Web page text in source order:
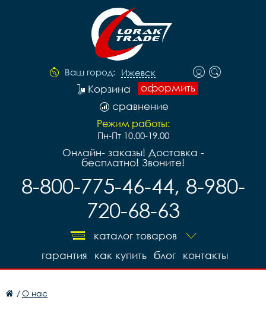
Ваш город: Ижевск
оформить
Корзина
сравнение
Режим работы:
Пн-Пт 10.00-19.00
Онлайн- заказы! Доставка -
бесплатно! Звоните!
8-800-775-46-44, 8-980-
720-68-63
каталог товаров
контакты
блог
как купить
гарантия
/О нас